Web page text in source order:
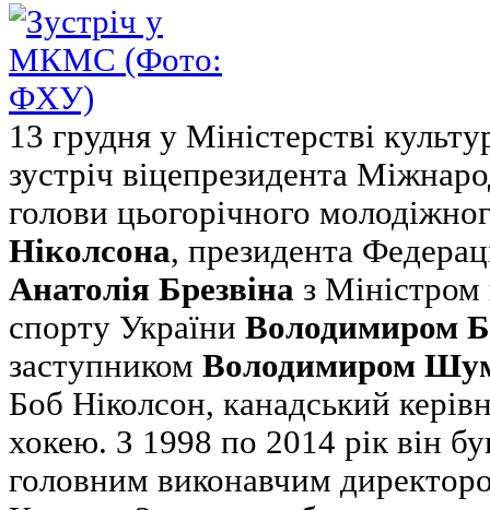
13 грудня у Міністерстві
зустріч віцепрезидента
голови цьогорічного
Ніколсона, президента
Анатолія Брезвіна з Міністром
спорту України Володимиром
заступником Володимиром
Боб Ніколсон, канадський
хокею. З 1998 по 2014 рік він
головним виконавчим